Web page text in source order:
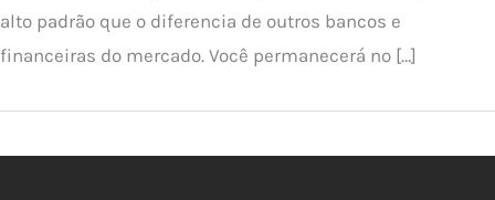
alto padrão que o diferencia de outros bancos e
financeiras do mercado. Você permanecerá no […]